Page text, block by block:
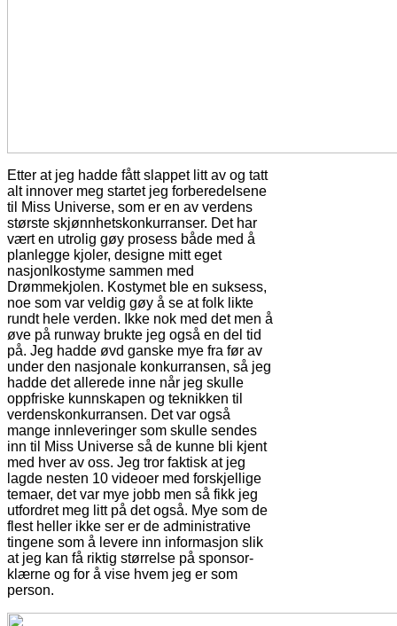
Etter at jeg hadde fått slappet litt av og tatt
alt innover meg startet jeg forberedelsene
til Miss Universe, som er en av verdens
største skjønnhetskonkurranser. Det har
vært en utrolig gøy prosess både med å
planlegge kjoler, designe mitt eget
nasjonlkostyme sammen med
Drømmekjolen. Kostymet ble en suksess,
noe som var veldig gøy å se at folk likte
rundt hele verden. Ikke nok med det men å
øve på runway brukte jeg også en del tid
på. Jeg hadde øvd ganske mye fra før av
under den nasjonale konkurransen, så jeg
hadde det allerede inne når jeg skulle
oppfriske kunnskapen og teknikken til
verdenskonkurransen. Det var også
mange innleveringer som skulle sendes
inn til Miss Universe så de kunne bli kjent
med hver av oss. Jeg tror faktisk at jeg
lagde nesten 10 videoer med forskjellige
temaer, det var mye jobb men så fikk jeg
utfordret meg litt på det også. Mye som de
flest heller ikke ser er de administrative
tingene som å levere inn informasjon slik
at jeg kan få riktig størrelse på sponsor-
klærne og for å vise hvem jeg er som
person.